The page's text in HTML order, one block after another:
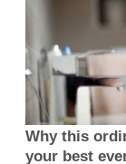
Why this
your best